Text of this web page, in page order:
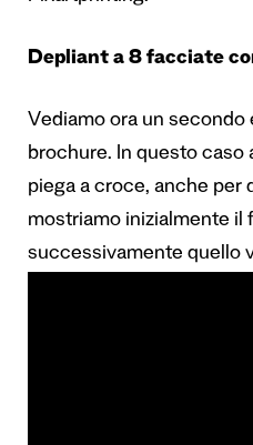
Depliant a 8 facciate
Vediamo ora un
brochure. In questo
piega a croce, anche per
mostriamo inizialmente il
successivamente quello